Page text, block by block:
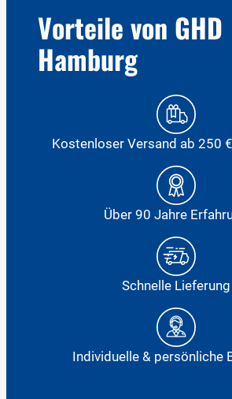
Vorteile von GHD
Hamburg
Kostenloser Versand ab 250
Über 90 Jahre
Schnelle Lieferung
Individuelle & persönliche